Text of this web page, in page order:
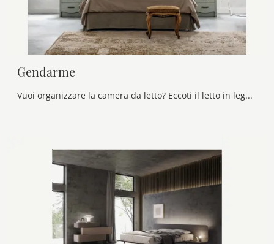
Gendarme
Vuoi organizzare la camera da letto? Eccoti il letto in legno Gendarme di Callesella per spazi classici.